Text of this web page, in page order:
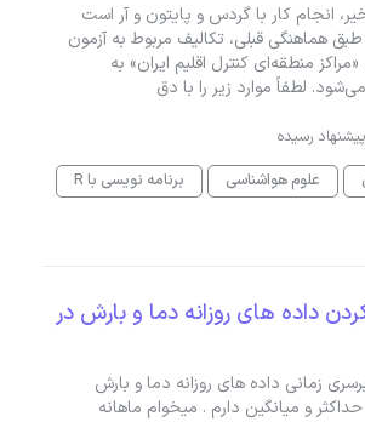
انجام کار با گردس و پایتون و آر است
هماهنگی قبلی، تکالیف مربوط به آزمون
منطقه‌ای کنترل اقلیم ایران» به
لطفاً موارد زیر را با دق
علوم هواشناسی برنامه نویسی با R
داده های روزانه دما و بارش در
زمانی داده های روزانه دما و بارش
حداکثر و میانگین دارم . میخوام ماهانه